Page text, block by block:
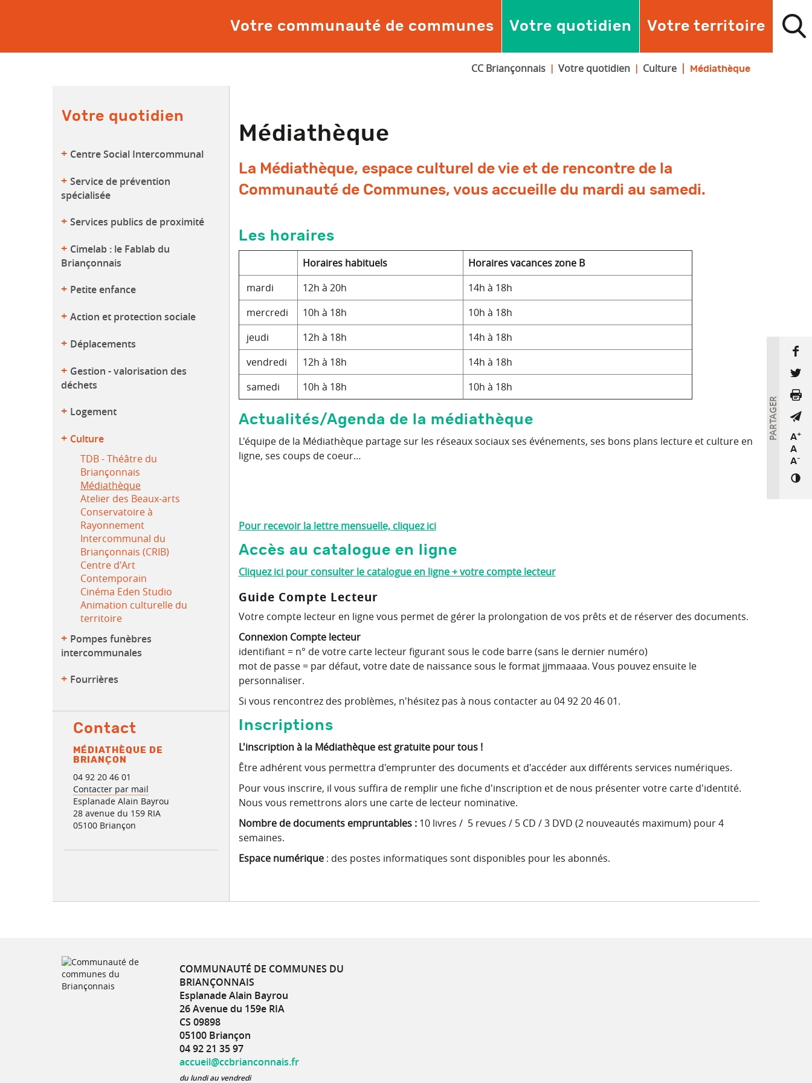
Votre territoire
Votre quotidien
Votre communauté de communes
CC Briançonnais Votre quotidien Culture Médiathèque
Médiathèque
PARTAGER A+
A
A-
La Médiathèque, espace culturel de vie et de rencontre de la
Communauté de Communes, vous accueille du mardi au samedi.
Les horaires
Horaires habituels
Horaires vacances zone B
mardi
12h à 20h
14h à 18h
mercredi
10h à 18h
10h à 18h
jeudi
12h à 18h
14h à 18h
vendredi
12h à 18h
14h à 18h
samedi
10h à 18h 10h à 18h
Actualités/Agenda de la médiathèque
L'équipe de la Médiathèque partage sur les réseaux sociaux ses événements, ses bons plans lecture et culture en
ligne, ses coups de coeur…
Pour recevoir la lettre mensuelle, cliquez ici
Accès au catalogue en ligne
Cliquez ici pour consulter le catalogue en ligne + votre compte lecteur
Guide Compte Lecteur
Votre compte lecteur en ligne vous permet de gérer la prolongation de vos prêts et de réserver des documents.
Connexion Compte lecteur
identifiant = n° de votre carte lecteur figurant sous le code barre (sans le dernier numéro)
mot de passe = par défaut, votre date de naissance sous le format jjmmaaaa. Vous pouvez ensuite le
personnaliser.
Si vous rencontrez des problèmes, n'hésitez pas à nous contacter au 04 92 20 46 01.
Inscriptions
L'inscription à la Médiathèque est gratuite pour tous !
Être adhérent vous permettra d'emprunter des documents et d'accéder aux différents services numériques.
Pour vous inscrire, il vous suffira de remplir une fiche d'inscription et de nous présenter votre carte d'identité.
Nous vous remettrons alors une carte de lecteur nominative.
Nombre de documents empruntables :10 livres / 5 revues / 5 CD / 3 DVD (2 nouveautés maximum) pour 4
semaines.
Espace numérique: des postes informatiques sont disponibles pour les abonnés.
Votre quotidien
Centre Social Intercommunal
Service de prévention
spécialisée
Services publics de proximité
Cimelab : le Fablab du
Briançonnais
Petite enfance
Action et protection sociale
Déplacements
Gestion - valorisation des
déchets
Logement
Culture
TDB - Théâtre du
Briançonnais
Médiathèque
Atelier des Beaux-arts
Conservatoire à
Rayonnement
Intercommunal du
Briançonnais (CRIB)
Centre d'Art
Contemporain
Cinéma Eden Studio
Animation culturelle du
territoire
Pompes funèbres
intercommunales
Fourrières
Contact
MÉDIATHÈQUE DE
BRIANÇON
04 92 20 46 01
Contacter par mail
Esplanade Alain Bayrou
28 avenue du 159 RIA
05100 Briançon
COMMUNAUTÉ DE COMMUNES DU
BRIANÇONNAIS
Esplanade Alain Bayrou
26 Avenue du 159e RIA
CS 09898
05100 Briançon
04 92 21 35 97
accueil@ccbrianconnais.fr
du lundi au vendredi